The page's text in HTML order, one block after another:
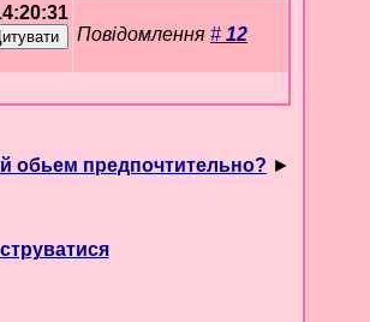
Повідомлення # 12
обьем предпочтительно? ►